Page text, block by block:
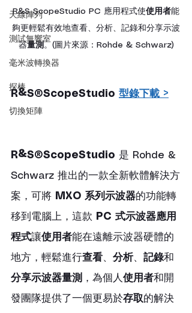
天線陣列
測試無響室
毫米波轉換器
探棒
切換矩陣
R&S ScopeStudio PC 應用程式使使用者能
夠更輕鬆有效地查看、分析、記錄和分享示波
器量測。(圖片來源：Rohde & Schwarz)
R&S®ScopeStudio 型錄下載 >
R&S®ScopeStudio 是 Rohde &
Schwarz 推出的一款全新軟體解決方
案，可將 MXO 系列示波器的功能轉
移到電腦上，這款 PC 式示波器應用
程式讓使用者能在遠離示波器硬體的
地方，輕鬆進行查看、 分析、 記錄和
分享示波器量測 ，為個人 使用者和開
發團隊提供了一個更易於存取的解決